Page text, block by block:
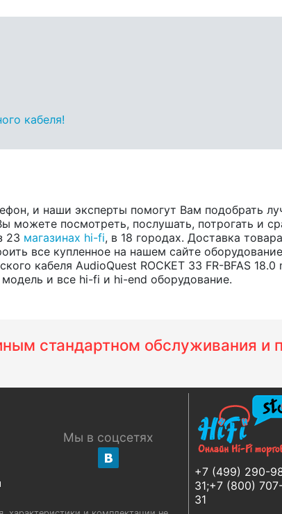
кабеля!
и наши эксперты помогут Вам подобрать
можете посмотреть, послушать, потрогать и
23 магазинах hi-fi, в 18 городах. Доставка
все купленное на нашем сайте
кабеля AudioQuest ROCKET 33 FR-BFAS
и все hi-fi и hi-end оборудование.
стандартном обслуживания и
+7 (499) 290-
31;+7 (800)
31
Мы в соцсетях